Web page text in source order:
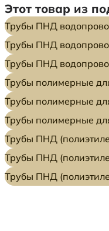
Этот товар из
Трубы ПНД
Трубы ПНД
Трубы ПНД
Трубы полимерные
Трубы полимерные
Трубы полимерные
Трубы ПНД
Трубы ПНД
Трубы ПНД